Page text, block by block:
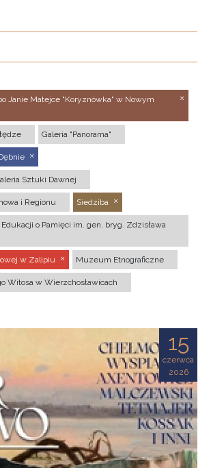
Janie Matejce "Koryznówka" w Nowym
Galeria "Panorama"
Sztuki Dawnej
i Regionu Siedziba
o Pamięci im. gen. bryg. Zdzisława
w Zalipiu Muzeum Etnograficzne
Witosa w Wierzchosławicach
15
czerwca
2026